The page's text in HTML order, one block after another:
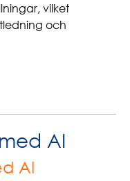
vilket
och
AI
AI